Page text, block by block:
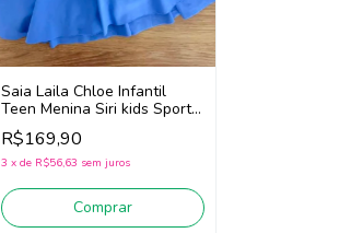
Saia Laila Chloe Infantil
Teen Menina Siri kids Sport
Dança 44762 (Azul)
R$169,90
3 x de R$56,63 sem juros
Comprar